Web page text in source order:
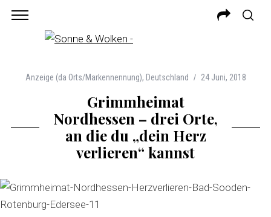
Anzeige (da Orts/Markennennung), Deutschland 24 Juni, 2018
Grimmheimat
Nordhessen – drei Orte,
an die du „dein Herz
verlieren“ kannst